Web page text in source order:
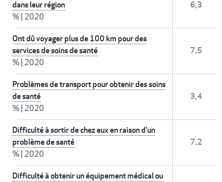
dans leur région
% 2020
6,3
Ont dû voyager plus de 100 km pour des
services de soins de santé
% 2020
7,5
Problèmes de transport pour obtenir des soins
de santé
% 2020
3,4
Difficulté à sortir de chez eux en raison d'un
problème de santé
% 2020
7,2
Difficulté à obtenir un équipement médical ou